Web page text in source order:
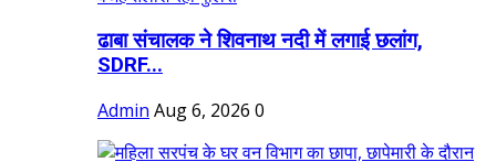
ढाबा संचालक ने शिवनाथ नदी में लगाई छलांग,
SDRF...
Admin Aug 6, 2026 0